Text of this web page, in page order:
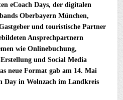
eCoach Days, der digitalen
Oberbayern München,
und touristische Partner
Ansprechpartnern
wie Onlinebuchung,
und Social Media
neue Format gab am 14. Mai
Day in Wolnzach im Landkreis